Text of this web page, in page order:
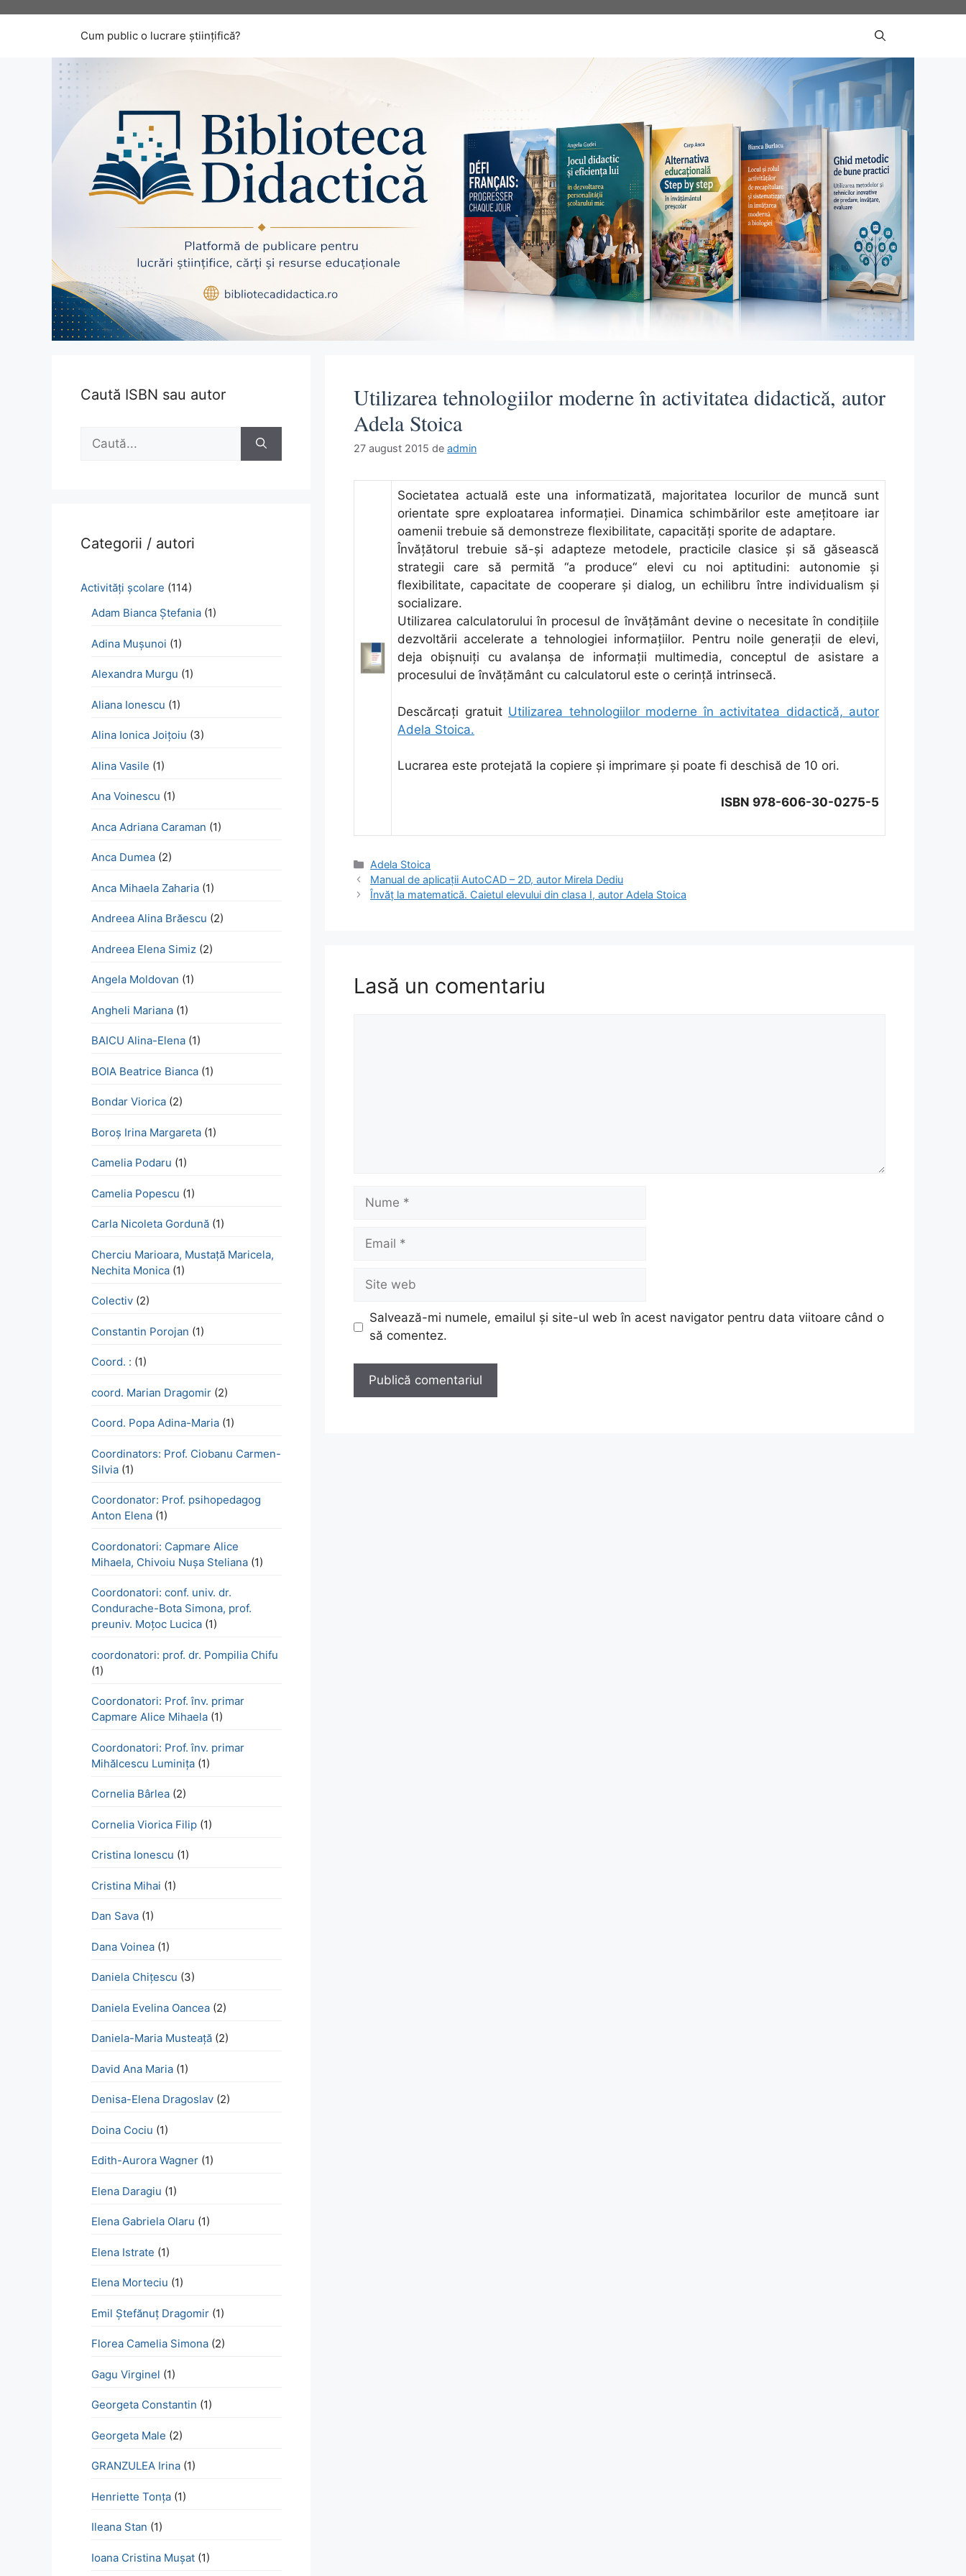
Cum public o lucrare științifică?
Utilizarea tehnologiilor moderne în activitatea didactică, autor
Adela Stoica
27 august 2015 de admin
Societatea actuală este una informatizată, majoritatea locurilor de muncă sunt
orientate spre exploatarea informaţiei. Dinamica schimbărilor este ameţitoare iar
oamenii trebuie să demonstreze flexibilitate, capacităţi sporite de adaptare.
Învăţătorul trebuie să-şi adapteze metodele, practicile clasice şi să găsească
strategii care să permită “a produce“ elevi cu noi aptitudini: autonomie şi
flexibilitate, capacitate de cooperare şi dialog, un echilibru între individualism şi
socializare.
Utilizarea calculatorului în procesul de învăţământ devine o necesitate în condiţiile
dezvoltării accelerate a tehnologiei informaţiilor. Pentru noile generaţii de elevi,
deja obişnuiţi cu avalanşa de informaţii multimedia, conceptul de asistare a
procesului de învăţământ cu calculatorul este o cerinţă intrinsecă.
Descărcaţi gratuit Utilizarea tehnologiilor moderne în activitatea didactică, autor
Adela Stoica.
Lucrarea este protejată la copiere şi imprimare şi poate fi deschisă de 10 ori.
ISBN 978-606-30-0275-5
Categorii
Adela Stoica
Manual de aplicaţii AutoCAD – 2D, autor Mirela Dediu
Învăț la matematică. Caietul elevului din clasa I, autor Adela Stoica
Lasă un comentariu
Nume
Email
Site
web
Salvează-mi numele, emailul și site-ul web în acest navigator pentru data viitoare când o
să comentez.
Caută ISBN sau autor
după:
Categorii / autori
Activităţi şcolare (114)
Adam Bianca Ștefania (1)
Adina Mușunoi (1)
Alexandra Murgu (1)
Aliana Ionescu (1)
Alina Ionica Joițoiu (3)
Alina Vasile (1)
Ana Voinescu (1)
Anca Adriana Caraman (1)
Anca Dumea (2)
Anca Mihaela Zaharia (1)
Andreea Alina Brăescu (2)
Andreea Elena Simiz (2)
Angela Moldovan (1)
Angheli Mariana (1)
BAICU Alina-Elena (1)
BOIA Beatrice Bianca (1)
Bondar Viorica (2)
Boroş Irina Margareta (1)
Camelia Podaru (1)
Camelia Popescu (1)
Carla Nicoleta Gordună (1)
Cherciu Marioara, Mustață Maricela,
Nechita Monica (1)
Colectiv (2)
Constantin Porojan (1)
Coord. : (1)
coord. Marian Dragomir (2)
Coord. Popa Adina-Maria (1)
Coordinators: Prof. Ciobanu Carmen-
Silvia (1)
Coordonator: Prof. psihopedagog
Anton Elena (1)
Coordonatori: Capmare Alice
Mihaela, Chivoiu Nușa Steliana (1)
Coordonatori: conf. univ. dr.
Condurache-Bota Simona, prof.
preuniv. Moțoc Lucica (1)
coordonatori: prof. dr. Pompilia Chifu
(1)
Coordonatori: Prof. înv. primar
Capmare Alice Mihaela (1)
Coordonatori: Prof. înv. primar
Mihălcescu Luminița (1)
Cornelia Bârlea (2)
Cornelia Viorica Filip (1)
Cristina Ionescu (1)
Cristina Mihai (1)
Dan Sava (1)
Dana Voinea (1)
Daniela Chițescu (3)
Daniela Evelina Oancea (2)
Daniela-Maria Musteață (2)
David Ana Maria (1)
Denisa-Elena Dragoslav (2)
Doina Cociu (1)
Edith-Aurora Wagner (1)
Elena Daragiu (1)
Elena Gabriela Olaru (1)
Elena Istrate (1)
Elena Morteciu (1)
Emil Ștefănuț Dragomir (1)
Florea Camelia Simona (2)
Gagu Virginel (1)
Georgeta Constantin (1)
Georgeta Male (2)
GRANZULEA Irina (1)
Henriette Tonţa (1)
Ileana Stan (1)
Ioana Cristina Mușat (1)